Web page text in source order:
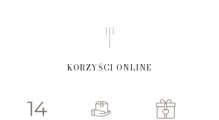
KORZYŚCI ONLINE